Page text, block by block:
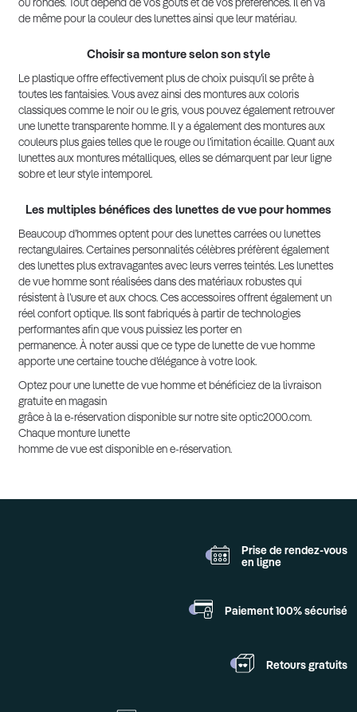
ou rondes. Tout dépend de vos goûts et de vos préférences. Il en va
de même pour la couleur des lunettes ainsi que leur matériau.
Choisir sa monture selon son style
Le plastique offre effectivement plus de choix puisqu’il se prête à
toutes les fantaisies. Vous avez ainsi des montures aux coloris
classiques comme le noir ou le gris, vous pouvez également retrouver
une lunette transparente homme. Il y a également des montures aux
couleurs plus gaies telles que le rouge ou l’imitation écaille. Quant aux
lunettes aux montures métalliques, elles se démarquent par leur ligne
sobre et leur style intemporel.
Les multiples bénéfices des lunettes de vue pour hommes
Beaucoup d’hommes optent pour des lunettes carrées ou lunettes
rectangulaires. Certaines personnalités célèbres préfèrent également
des lunettes plus extravagantes avec leurs verres teintés. Les lunettes
de vue homme sont réalisées dans des matériaux robustes qui
résistent à l’usure et aux chocs. Ces accessoires offrent également un
réel confort optique. Ils sont fabriqués à partir de technologies
performantes afin que vous puissiez les porter en
permanence. À noter aussi que ce type de lunette de vue homme
apporte une certaine touche d’élégance à votre look.
Optez pour une lunette de vue homme et bénéficiez de la livraison
gratuite en magasin
grâce à la e-réservation disponible sur notre site optic2000.com.
Chaque monture lunette
homme de vue est disponible en e-réservation.
Prise de rendez-vous
en ligne
Paiement 100% sécurisé
Retours gratuits